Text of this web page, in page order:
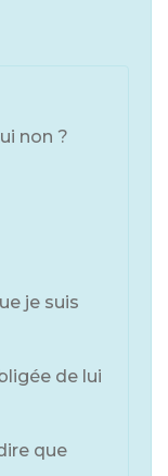
non ?
je suis
de lui
que